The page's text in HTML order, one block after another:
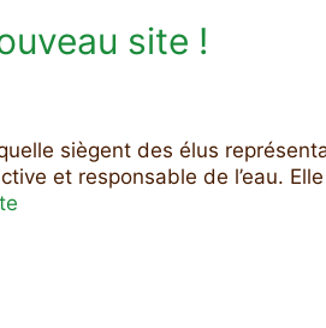
site !
siègent des élus
et responsable de l’eau.